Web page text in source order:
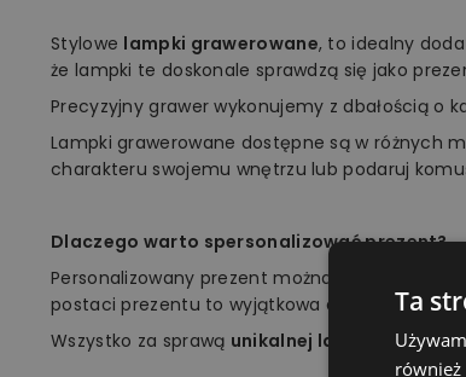
Stylowe lampki grawerowane, to idealny
że lampki te doskonale sprawdzą się jako
Precyzyjny grawer wykonujemy z dbałością o
Lampki grawerowane dostępne są w różnych
charakteru swojemu wnętrzu lub podaruj
Dlaczego warto spersonalizować prezent?
Personalizowany prezent można jak najlepiej
postaci prezentu to wyjątkowa okazja, aby
Wszystko za sprawą unikalnej lampki marki
Ta